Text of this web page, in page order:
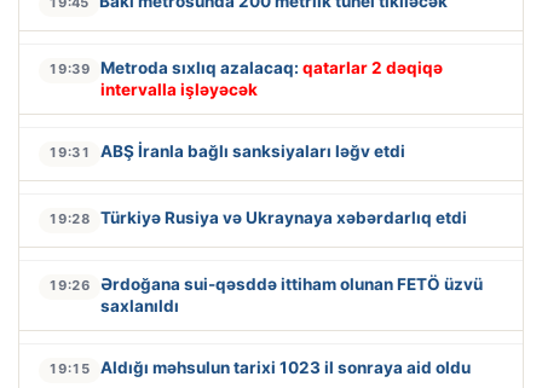
19:39 Metroda sıxlıq azalacaq: qatarlar 2 dəqiqə
intervalla işləyəcək
19:31 ABŞ İranla bağlı sanksiyaları ləğv etdi
19:28 Türkiyə Rusiya və Ukraynaya xəbərdarlıq etdi
19:26
Ərdoğana sui-qəsddə ittiham olunan FETÖ üzvü
saxlanıldı
19:15 Aldığı məhsulun tarixi 1023 il sonraya aid oldu